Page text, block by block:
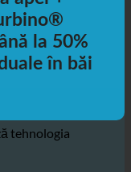
apei +
la 50%
în băi